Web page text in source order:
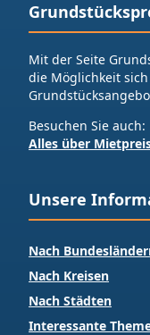
Mit der Seite
die Möglichkeit
Besuchen Sie auch:
Alles über
Unsere
Nach
Nach Kreisen
Nach Städten
Interessante